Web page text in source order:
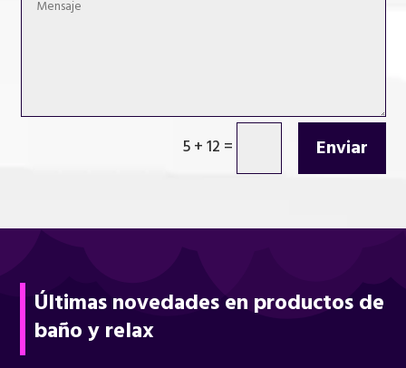
5 + 12 = Enviar
Últimas novedades en productos de
baño y relax